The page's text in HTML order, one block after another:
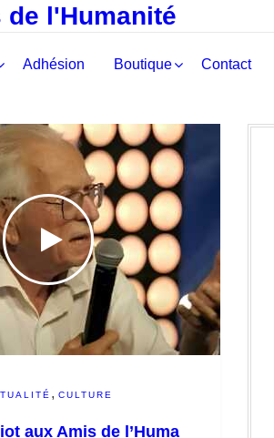
de l'Humanité
Adhésion Boutique Contact
, CULTURE
aux Amis de l’Huma